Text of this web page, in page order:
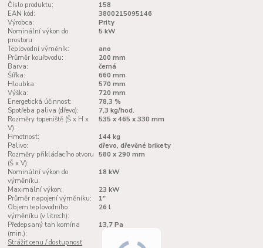
Číslo produktu:
158
EAN kód:
3800215095146
Výrobca:
Prity
Nominální výkon do
prostoru:
5 kW
Teplovodní výměník:
ano
Průměr kouřovodu:
200 mm
Barva:
černá
Šířka:
660 mm
Hloubka:
570 mm
Výška:
720 mm
Energetická účinnost:
78,3 %
Spotřeba paliva (dřevo):
7,3 kg/hod.
Rozměry topeniště (Š x H x
V):
535 x 465 x 330 mm
Hmotnost:
144 kg
Palivo:
dřevo, dřevěné brikety
Rozměry přikládacího otvoru
(Š x V):
580 x 290 mm
Nominální výkon do
výměníku:
18 kW
Maximální výkon:
23 kW
Průměr napojení výměníku:
1"
Objem teplovodního
výměníku (v litrech):
26 l
Předepsaný tah komína
(min.):
13,7 Pa
Strážiť cenu / dostupnosť